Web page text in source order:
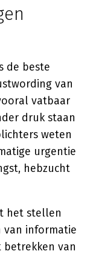
de beste
van
vatbaar
druk staan
weten
urgentie
hebzucht
het stellen
van informatie
van